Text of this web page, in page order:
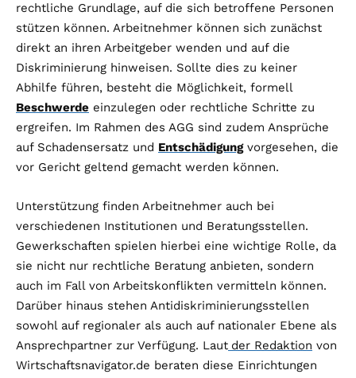
rechtliche Grundlage, auf die sich betroffene Personen
stützen können. Arbeitnehmer können sich zunächst
direkt an ihren Arbeitgeber wenden und auf die
Diskriminierung hinweisen. Sollte dies zu keiner
Abhilfe führen, besteht die Möglichkeit, formell
Beschwerde einzulegen oder rechtliche Schritte zu
ergreifen. Im Rahmen des AGG sind zudem Ansprüche
auf Schadensersatz und Entschädigungvorgesehen, die
vor Gericht geltend gemacht werden können.
Unterstützung finden Arbeitnehmer auch bei
verschiedenen Institutionen und Beratungsstellen.
Gewerkschaften spielen hierbei eine wichtige Rolle, da
sie nicht nur rechtliche Beratung anbieten, sondern
auch im Fall von Arbeitskonflikten vermitteln können.
Darüber hinaus stehen Antidiskriminierungsstellen
sowohl auf regionaler als auch auf nationaler Ebene als
Ansprechpartner zur Verfügung. Laut der Redaktion von
Wirtschaftsnavigator.de beraten diese Einrichtungen